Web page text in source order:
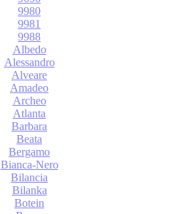
9980
9981
9988
Albedo
Alessandro
Alveare
Amadeo
Archeo
Atlanta
Barbara
Beata
Bergamo
Bianca-Nero
Bilancia
Bilanka
Botein